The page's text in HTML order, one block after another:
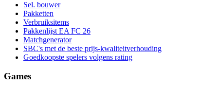
Sel. bouwer
Pakketten
Verbruiksitems
Pakkenlijst EA FC 26
Matchgenerator
SBC's met de beste prijs-kwaliteitverhouding
Goedkoopste spelers volgens rating
Games